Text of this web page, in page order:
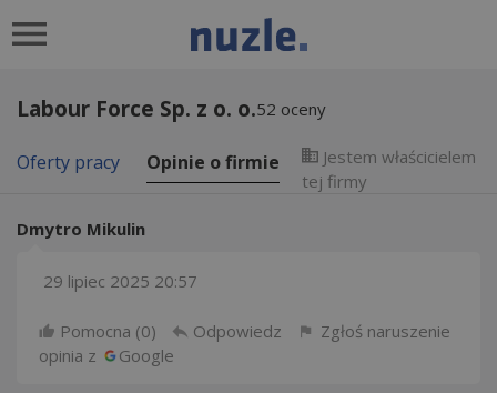
Labour Force Sp. z o. o.52 oceny
Oferty pracy Opinie o firmie
Jestem właścicielem
tej firmy
Dmytro Mikulin
29 lipiec 2025 20:57
Pomocna (0) Odpowiedz
Zgłoś naruszenie
opinia z
Google